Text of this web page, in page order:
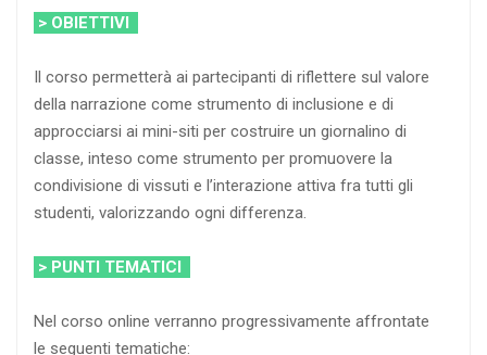
> OBIETTIVI
Il corso permetterà ai partecipanti di riflettere sul valore
della narrazione come strumento di inclusione e di
approcciarsi ai mini-siti per costruire un giornalino di
classe, inteso come strumento per promuovere la
condivisione di vissuti e l’interazione attiva fra tutti gli
studenti, valorizzando ogni differenza.
> PUNTI TEMATICI
Nel corso online verranno progressivamente affrontate
le seguenti tematiche: